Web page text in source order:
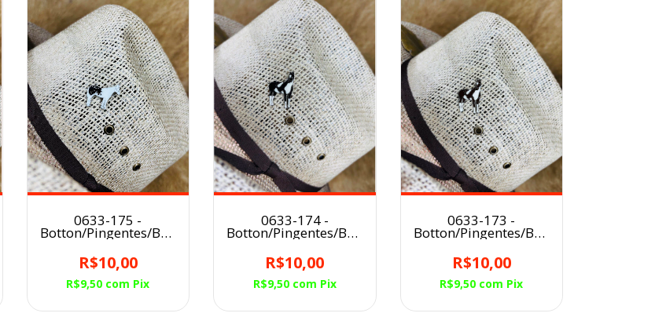
0633-175 -
Botton/Pingentes/Broche
para Chapéu CAVALO
R$10,00
R$9,50 com Pix
0633-174 -
Botton/Pingentes/Broche
para Chapéu CAVALO
PAMPA
R$10,00
R$9,50 com Pix
0633-173 -
Botton/Pingentes/Broche
para Chapéu CAVALO
PAMPA
R$10,00
R$9,50 com Pix